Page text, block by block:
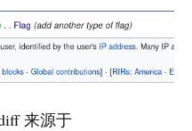
来源于